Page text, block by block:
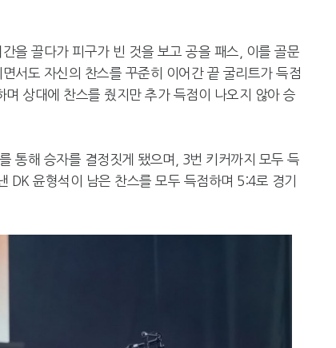
을 끌다가 피구가 빈 것을 보고 공을 패스, 이를 골문
서도 자신의 찬스를 꾸준히 이어간 끝 굴리트가 득점
상대에 찬스를 줬지만 추가 득점이 나오지 않아 승
통해 승자를 결정짓게 됐으며, 3번 키커까지 모두 득
DK 윤형석이 남은 찬스를 모두 득점하며 5:4로 경기